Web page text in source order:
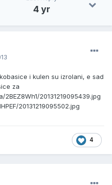
4 yr
i kulen su izrolani, e sad
za
20131219095439.jpg
20131219095502.jpg
4